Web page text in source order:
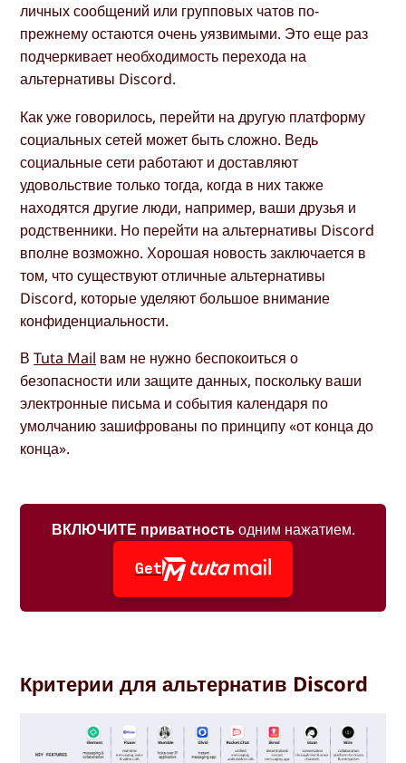
личных сообщений или групповых чатов по-
прежнему остаются очень уязвимыми. Это еще раз
подчеркивает необходимость перехода на
альтернативы Discord.
Как уже говорилось, перейти на другую платформу
социальных сетей может быть сложно. Ведь
социальные сети работают и доставляют
удовольствие только тогда, когда в них также
находятся другие люди, например, ваши друзья и
родственники. Но перейти на альтернативы Discord
вполне возможно. Хорошая новость заключается в
том, что существуют отличные альтернативы
Discord, которые уделяют большое внимание
конфиденциальности.
ВTuta Mail вам не нужно беспокоиться о
безопасности или защите данных, поскольку ваши
электронные письма и события календаря по
умолчанию зашифрованы по принципу «от конца до
конца».
ВКЛЮЧИТЕ приватностьодним нажатием.
Get
Критерии для альтернатив Discord